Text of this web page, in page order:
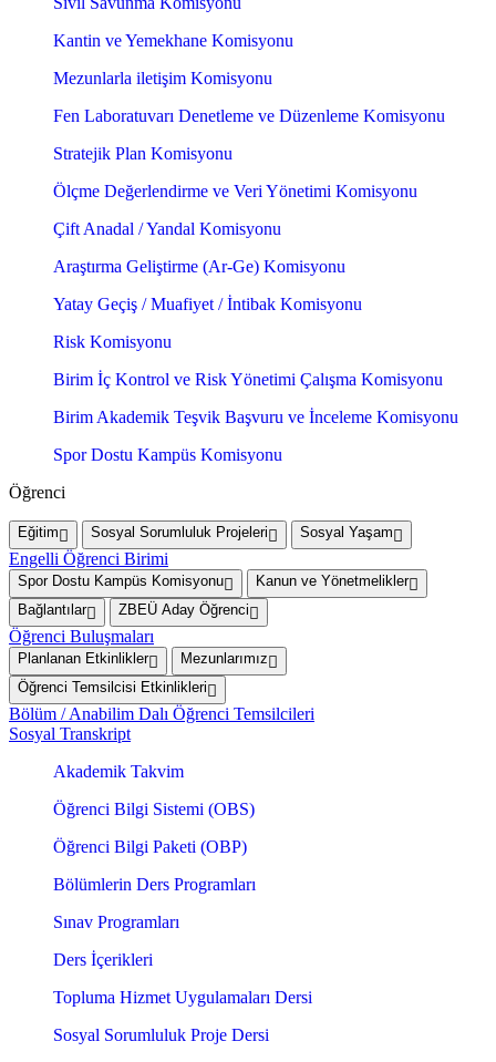
Kantin ve Yemekhane Komisyonu
Mezunlarla iletişim Komisyonu
Fen Laboratuvarı Denetleme ve Düzenleme Komisyonu
Stratejik Plan Komisyonu
Ölçme Değerlendirme ve Veri Yönetimi Komisyonu
Çift Anadal / Yandal Komisyonu
Araştırma Geliştirme (Ar-Ge) Komisyonu
Yatay Geçiş / Muafiyet / İntibak Komisyonu
Risk Komisyonu
Birim İç Kontrol ve Risk Yönetimi Çalışma Komisyonu
Birim Akademik Teşvik Başvuru ve İnceleme Komisyonu
Spor Dostu Kampüs Komisyonu
Öğrenci
Eğitim Sosyal Sorumluluk Projeleri Sosyal Yaşam
Engelli Öğrenci Birimi
Spor Dostu Kampüs Komisyonu
Kanun ve Yönetmelikler
Bağlantılar
ZBEÜ Aday Öğrenci
Öğrenci Buluşmaları
Planlanan Etkinlikler
Mezunlarımız
Öğrenci Temsilcisi Etkinlikleri
Bölüm / Anabilim Dalı Öğrenci Temsilcileri
Sosyal Transkript
Akademik Takvim
Öğrenci Bilgi Sistemi (OBS)
Öğrenci Bilgi Paketi (OBP)
Bölümlerin Ders Programları
Sınav Programları
Ders İçerikleri
Topluma Hizmet Uygulamaları Dersi
Sosyal Sorumluluk Proje Dersi